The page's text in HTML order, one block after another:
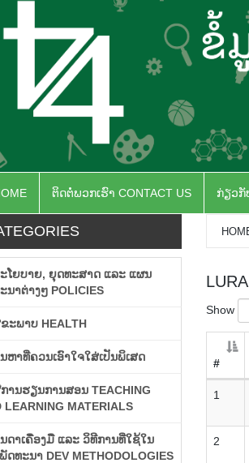
ຕິດຕໍ່ພວກເຮົາ CONTACT US ກ່ຽວກັ
ໂຍບາຍ, ຍຸດທະສາດ ແລະ ແຜນ
ນາຕ່າງໆ POLICIES
ະພາບ HEALTH
ຫາທີ່ຄວນເອົາໃຈໃສ່ເປັນພິເສດ
ານຮຽນການສອນ TEACHING
LEARNING MATERIALS
ດາເຄື່ອງມື ແລະ ວິທີການທີ່ໃຊ້ໃນ
ດທະນາ DEV METHODOLOGIES
Show
#
1
2